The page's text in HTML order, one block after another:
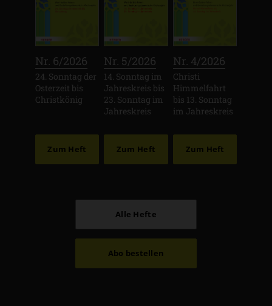
Nr. 6/2026
24. Sonntag der
Osterzeit bis
Christkönig
Zum Heft
Nr. 5/2026
14. Sonntag im
Jahreskreis bis
23. Sonntag im
Jahreskreis
Zum Heft
Nr. 4/2026
Christi
Himmelfahrt
bis 13. Sonntag
im Jahreskreis
Zum Heft
Alle Hefte
Abo bestellen